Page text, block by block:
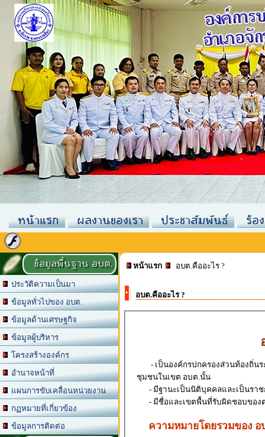
หน้าแรก ผลงานของเรา ประชาสัมพันธ์ ร้อ
ข้อมูลพื้นฐาน อบต.
ประวัติความเป็นมา
ข้อมูลทั่วไปของ อบต.
ข้อมูลด้านเศรษฐกิจ
ข้อมูลผู้บริหาร
โครงสร้างองค์กร
อำนาจหน้าที่
แผนการขับเคลื่อนหน่วยงาน
กฏหมายที่เกี่ยวข้อง
ข้อมูลการติดต่อ
หน้าแรก อบต.คืออะไร ?
อบต.คืออะไร ?
- เป็นองค์กรปกครองส่วนท้องถิ่นร
ชุมชนในเขต อบต.นั้น
- มีฐานะเป็นนิติบุคคลและเป็นราช
- มีชื่อและเขตพื้นที่รับผิดชอบของต
ความหมายโดยรวมของ อ